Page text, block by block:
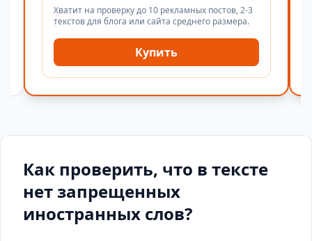
Хватит на проверку до 10 рекламных постов, 2-3
текстов для блога или сайта среднего размера.
Купить
Как проверить, что в тексте
нет запрещенных
иностранных слов?